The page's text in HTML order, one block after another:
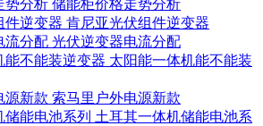
储能柜价格走势分析
肯尼亚光伏组件逆变器
光伏逆变器电流分配
太阳能一体机能不能装
索马里户外电源新款
土耳其一体机储能电池系